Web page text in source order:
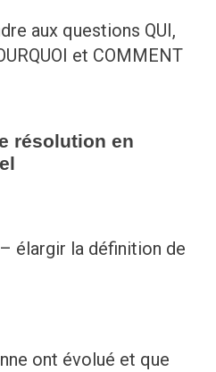
aux questions QUI,
et COMMENT
résolution en
élargir la définition de
ont évolué et que